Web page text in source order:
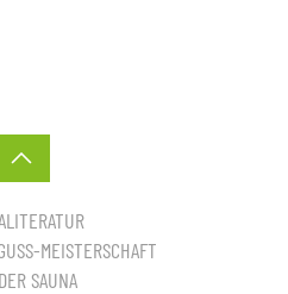
MEISTERSCHAFT
SAUNA